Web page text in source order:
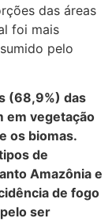
das áreas
foi mais
pelo
(68,9%) das
em vegetação
os biomas.
de
Amazônia e
de fogo
ser